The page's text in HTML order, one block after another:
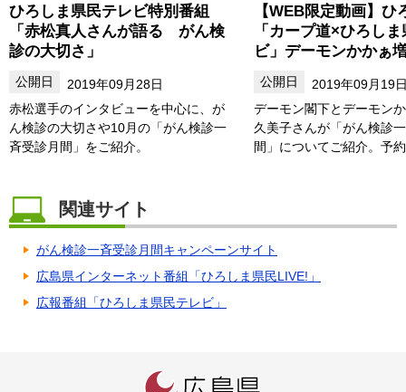
ひろしま県民テレビ特別番組
「赤松真人さんが語る がん検
診の大切さ」
2019年09月28日
赤松選手のインタビューを中心に、が
ん検診の大切さや10月の「がん検診一
斉受診月間」をご紹介。
【WEB限定動画】ひ
「カープ道×ひろし
ビ」デーモンかかぁ
2019年09月19
デーモン閣下とデーモン
久美子さんが「がん検診
間」についてご紹介。予
関連サイト
がん検診一斉受診月間キャンペーンサイト
広島県インターネット番組「ひろしま県民LIVE!」
広報番組「ひろしま県民テレビ」